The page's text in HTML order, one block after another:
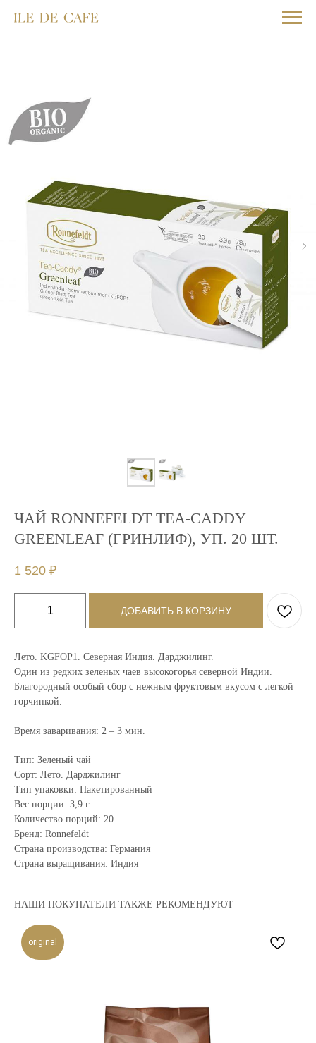
ЧАЙ RONNEFELDT TEA-CADDY
GREENLEAF (ГРИНЛИФ), УП. 20 ШТ.
1 520 ₽
ДОБАВИТЬ В КОРЗИНУ
Лето. KGFOP1. Северная Индия. Дарджилинг.
Один из редких зеленых чаев высокогорья северной Индии.
Благородный особый сбор с нежным фруктовым вкусом с легкой
горчинкой.
Время заваривания: 2 – 3 мин.
Тип: Зеленый чай
Сорт: Лето. Дарджилинг
Тип упаковки: Пакетированный
Вес порции: 3,9 г
Количество порций: 20
Бренд: Ronnefeldt
Страна производства: Германия
Страна выращивания: Индия
НАШИ ПОКУПАТЕЛИ ТАКЖЕ РЕКОМЕНДУЮТ
original